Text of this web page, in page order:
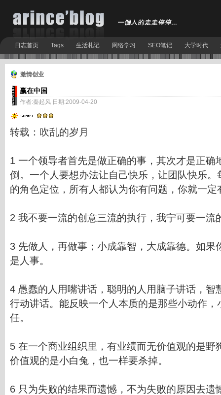
日志首页 Tags 生活札记 网络学习 SEO笔记 大学时代
激情创业
赢在中国
作者:秦起风 日期:2009-04-20
转载：吹乱的岁月
1 一个领导者首先是做正确的事，其次才是正确
倒。一个人要想办法让自己快乐，让团队快乐
的角色定位，所有人都认为你有问题，你就一定
2 我不要一流的创意三流的执行，我宁可要一流
3 先做人，再做事；小成靠智，大成靠德。如果
是人事。
4 愚蠢的人用嘴讲话，聪明的人用脑子讲话，智
行动讲话。能反映一个人本质的是那些小动作
任。
5 在一个商业组织里，有业绩而无价值观的是野
价值观的是小白兔，也一样要杀掉。
6 只为失败的结果而遗憾，不为失败的原因去遗